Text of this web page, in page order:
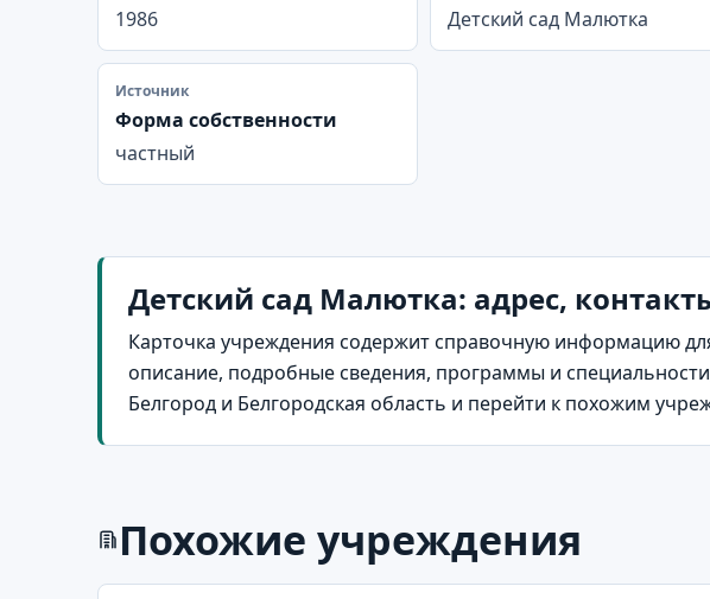
1986
Детский сад Малютка
Источник
Форма собственности
частный
Детский сад Малютка: адрес,
Карточка учреждения содержит справочную информацию
описание, подробные сведения, программы и
Белгород и Белгородская область и перейти к похожим
Похожие учреждения